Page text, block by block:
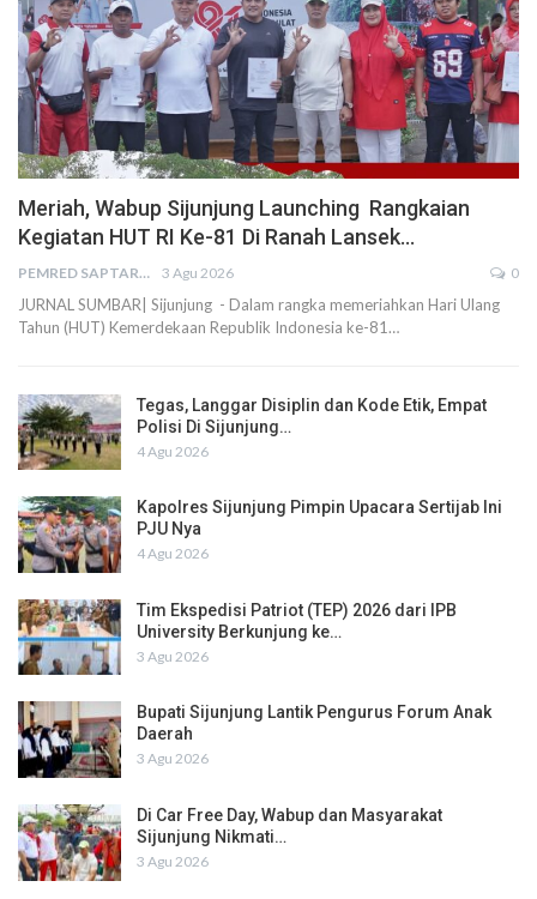
Meriah, Wabup Sijunjung Launching Rangkaian
Kegiatan HUT RI Ke-81 Di Ranah Lansek…
PEMRED SAPTARIUS 3 Agu 2026 0
JURNAL SUMBAR| Sijunjung - Dalam rangka memeriahkan Hari Ulang
Tahun (HUT) Kemerdekaan Republik Indonesia ke-81…
Tegas, Langgar Disiplin dan Kode Etik, Empat
Polisi Di Sijunjung…
4 Agu 2026
Kapolres Sijunjung Pimpin Upacara Sertijab Ini
PJU Nya
4 Agu 2026
Tim Ekspedisi Patriot (TEP) 2026 dari IPB
University Berkunjung ke…
3 Agu 2026
Bupati Sijunjung Lantik Pengurus Forum Anak
Daerah
3 Agu 2026
Di Car Free Day, Wabup dan Masyarakat
Sijunjung Nikmati…
3 Agu 2026